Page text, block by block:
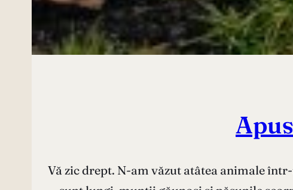
Vă zic drept. N-am văzut atâtea animale